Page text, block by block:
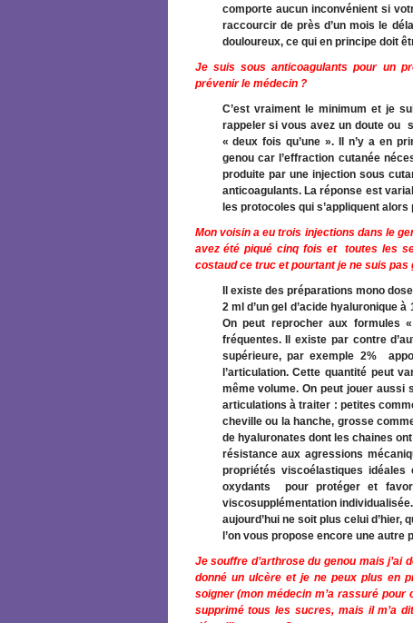
comporte aucun inconvénient si
raccourcir de près d’un mois le
douloureux, ce qui en principe doit
Je suis sous anticoagulants pour un
prévenir le médecin ?
C’est vraiment le minimum et je
rappeler si vous avez un doute ou
« deux fois qu’une ». Il n’y a en
genou car l’effraction cutanée
produite par une injection sous
anticoagulants. La réponse est
les protocoles qui s’appliquent
Mon voisin a eu trois injections dans le
avez été piqué cinq fois et toutes les
costaud ce truc et pourtant je ne suis
Il existe des préparations mono
2 ml d’un gel d’acide hyaluronique
On peut reprocher aux formules
fréquentes. Il existe par contre
supérieure, par exemple 2%
l’articulation. Cette quantité peut
même volume. On peut jouer
articulations à traiter : petites
cheville ou la hanche, grosse
de hyaluronates dont les chaines
résistance aux agressions
propriétés viscoélastiques
oxydants pour protéger et
viscosupplémentation
aujourd’hui ne soit plus celui
l’on vous propose encore une autre
Je souffre d’arthrose du genou mais j’ai
donné un ulcère et je ne peux plus en
soigner (mon médecin m’a rassuré pour
supprimé tous les sucres, mais il m’a